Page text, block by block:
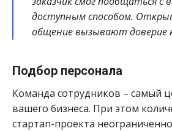
доступным способом.
общение вызывают доверие
Подбор персонала
Команда сотрудников – самый
вашего бизнеса. При этом
стартап-проекта